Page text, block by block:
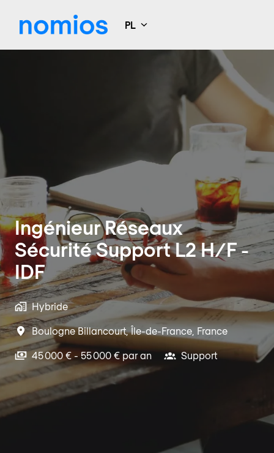
zawartościStrona główna PL
Ingénieur Réseaux
Sécurité Support L2 H/F -
IDF
Hybride
Boulogne Billancourt, Île-de-France France
45 000 € - 55 000 € par an Support